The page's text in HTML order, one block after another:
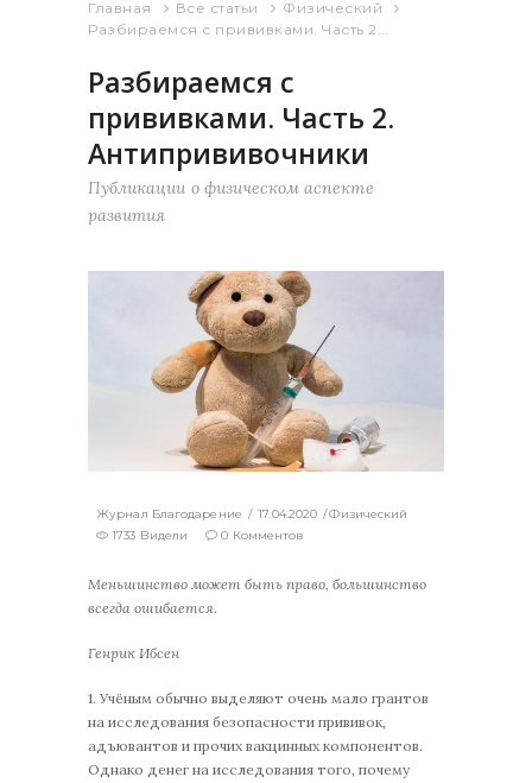
Главная Все статьи
Физический
Разбираемся с прививками. Часть 2...
Разбираемся с
прививками. Часть 2.
Антипрививочники
Публикации о физическом аспекте
развития
Журнал Благодарение 17.04.2020
Физический
1733 Видели
0 Комментов
Меньшинство может быть право, большинство
всегда ошибается.
Генрик Ибсен
1. Учёным обычно выделяют очень мало грантов
на исследования безопасности прививок,
адъювантов и прочих вакцинных компонентов.
Однако денег на исследования того, почему